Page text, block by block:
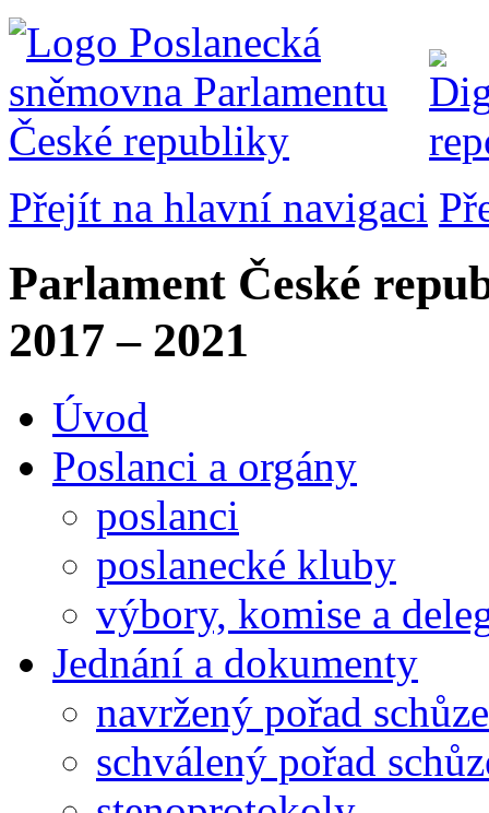
Přejít na hlavní navigaci
Parlament České
2017 – 2021
Úvod
Poslanci a orgány
poslanci
poslanecké kluby
výbory, komise a
Jednání a dokumenty
navržený pořad schůze
schválený pořad